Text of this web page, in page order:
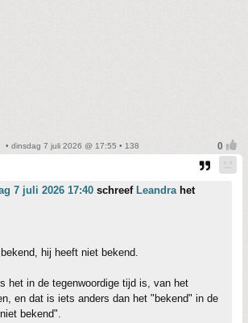
• dinsdag 7 juli 2026 @ 17:55 • 138
7 juli 2026 17:40 schreef Leandrahet
hij heeft niet bekend.
het in de tegenwoordige tijd is, van het
en dat is iets anders dan het "bekend" in de
bekend".